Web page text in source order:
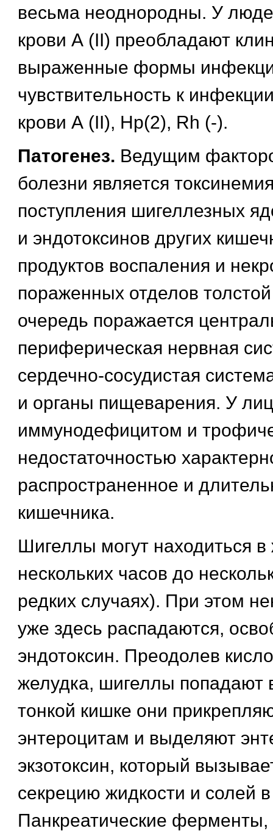
весьма неоднородны. У
крови А (II) преобладают
выраженные формы
чувствительность к
крови А (II), Нр(2), Rh (-).
Патогенез. Ведущим
болезни является
поступления шигеллезных
и эндотоксинов других
продуктов воспаления и
пораженных отделов
очередь поражается
периферическая нервная
сердечно-сосудистая
и органы пищеварения. У
иммунодефицитом и
недостаточностью
распространенное и
кишечника.
Шигеллы могут находиться в
нескольких часов до
редких случаях). При этом
уже здесь распадаются,
эндотоксин. Преодолев
желудка, шигеллы попадают
тонкой кишке они
энтероцитам и выделяют
экзотоксин, который
секрецию жидкости и солей
Панкреатические